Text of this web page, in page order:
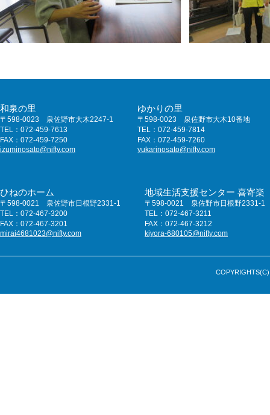
和泉の里
〒598-0023 泉佐野市大木2247-1
TEL：072-459-7613
FAX：072-459-7250
izuminosato@nifty.com
ゆかりの里
〒598-0023 泉佐野市大木10番地
TEL：072-459-7814
FAX：072-459-7260
yukarinosato@nifty.com
ひねのホーム
〒598-0021 泉佐野市日根野2331-1
TEL：072-467-3200
FAX：072-467-3201
mirai4681023@nifty.com
地域生活支援センター 喜寄楽
〒598-0021 泉佐野市日根野2331-1
TEL：072-467-3211
FAX：072-467-3212
kiyora-680105@nifty.com